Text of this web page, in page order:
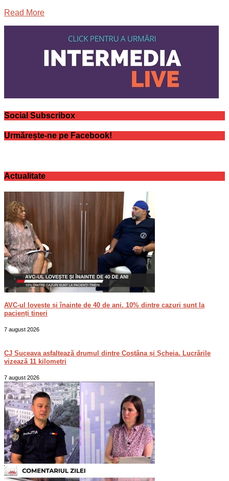
Read More
Social Subscribox
Urmărește-ne pe Facebook!
Actualitate
AVC-ul lovește și înainte de 40 de ani. 10% dintre cazuri sunt la
pacienți tineri
7 august 2026
CJ Suceava asfaltează drumul dintre Costâna și Șcheia. Lucrările
vizează 11 kilometri
7 august 2026